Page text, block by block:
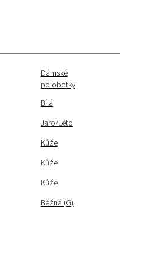
Dámské
polobotky
Bílá
Jaro/Léto
Kůže
Kůže
Kůže
Běžná (G)